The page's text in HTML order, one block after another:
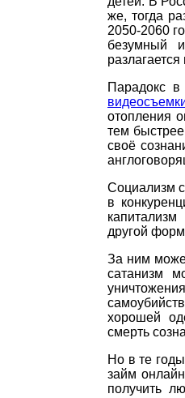
же, тогда
2050-2060
безумный
Парадокс в
отопления
тем
своё
Социализм
в
другой
За ним
сатанизм
хорошей
смерть
Но в те
займ
получить